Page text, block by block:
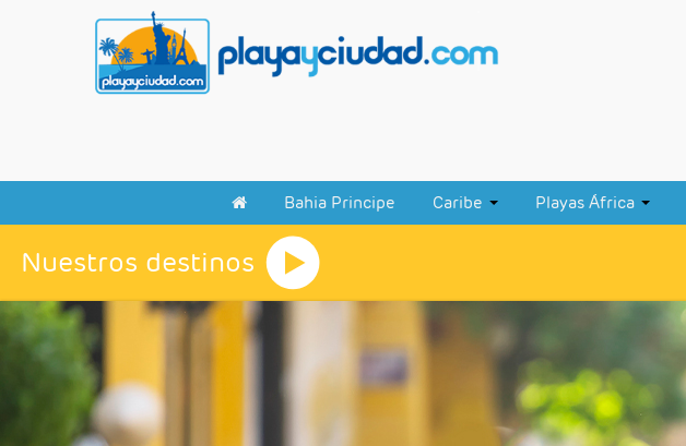
Bahia Principe Caribe Playas África
Nuestros destinos